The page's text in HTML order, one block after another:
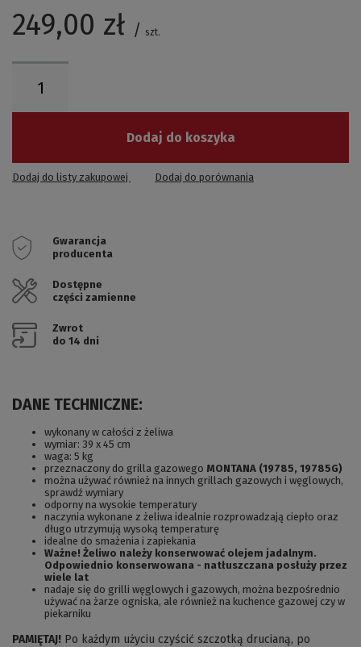
249,00 zł / szt.
Dodaj do koszyka
Dodaj do listy zakupowej Dodaj do porównania
Gwarancja
producenta
Dostępne
części zamienne
Zwrot
do 14 dni
DANE TECHNICZNE:
wykonany w całości z żeliwa
wymiar: 39 x 45 cm
waga: 5 kg
przeznaczony do grilla gazowego MONTANA (19785, 19785G)
można używać również na innych grillach gazowych i węglowych,
sprawdź wymiary
odporny na wysokie temperatury
naczynia wykonane z żeliwa idealnie rozprowadzają ciepło oraz
długo utrzymują wysoką temperaturę
idealne do smażenia i zapiekania
Ważne! Żeliwo należy konserwować olejem jadalnym.
Odpowiednio konserwowana - natłuszczana posłuży przez
wiele lat
nadaje się do grilli węglowych i gazowych, można bezpośrednio
używać na żarze ogniska, ale również na kuchence gazowej czy w
piekarniku
PAMIĘTAJ! Po każdym użyciu czyścić szczotką drucianą, po